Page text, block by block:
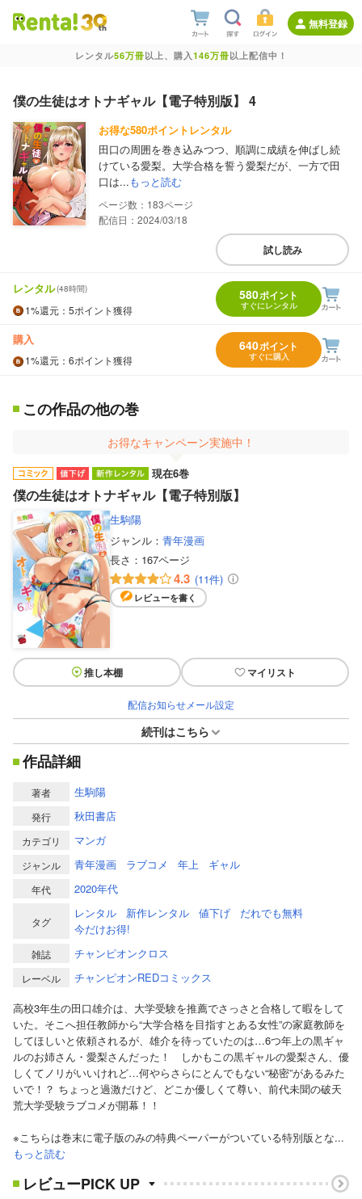
無料登録
レンタル56万冊以上、購入146万冊以上配信中！
僕の生徒はオトナギャル【電子特別版】 4
お得な580ポイントレンタル
田口の周囲を巻き込みつつ、順調に成績を伸ばし続
けている愛梨。大学合格を誓う愛梨だが、一方で田
口は...もっと読む
183
配信日：2024/03/18
試し読み
レンタル(48時間)
1%還元 ：5ポイント獲得
580ポイント
すぐにレンタル
購入
1%還元 ：6ポイント獲得
640ポイント
すぐに購入
この作品の他の巻
お得なキャンペーン実施中！
現在6巻
僕の生徒はオトナギャル【電子特別版】
生駒陽
ジャンル： 青年漫画
長さ： 167ページ
4.3 (11件)
レビューを書く
推し本棚 マイリスト
配信お知らせメール設定
続刊はこちら
作品詳細
著者 生駒陽
発行 秋田書店
カテゴリ マンガ
ジャンル 青年漫画 ラブコメ 年上 ギャル
年代 2020年代
タグ
レンタル 新作レンタル 値下げ
だれでも無料
今だけお得!
雑誌 チャンピオンクロス
レーベル
チャンピオンREDコミックス
高校3年生の田口雄介は、大学受験を推薦でさっさと合格して暇をして
いた。そこへ担任教師から“大学合格を目指すとある女性”の家庭教師を
してほしいと依頼されるが、雄介を待っていたのは…6つ年上の黒ギャ
ルのお姉さん・愛梨さんだった！ しかもこの黒ギャルの愛梨さん、優
しくてノリがいいけれど…何やらさらにとんでもない“秘密”があるみた
いで！？ ちょっと過激だけど、どこか優しくて尊い、前代未聞の破天
荒大学受験ラブコメが開幕！！
※こちらは巻末に電子版のみの特典ペーパーがついている特別版とな...
もっと読む
レビューPICK UP